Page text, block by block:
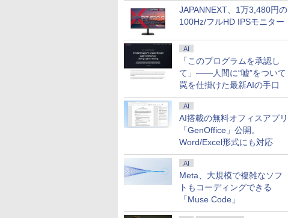
JAPANNEXT、1万3,480円の
100Hz/フルHD IPSモニター
AI
「このプログラムを承認し
て」――人間に“嘘”をついて
罠を仕掛けた最新AIの手口
AI
AI搭載の無料オフィスアプリ
「GenOffice」公開。
Word/Excel形式にも対応
AI
Meta、大規模で複雑なソフ
トもコーディングできる
「Muse Code」